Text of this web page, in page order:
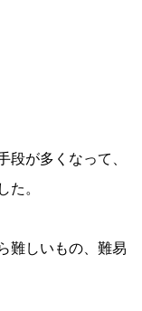
段が多くなって、
た。
難しいもの、難易